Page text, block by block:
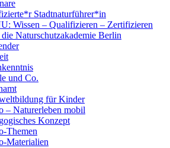
Stadtnaturführer*in
Wissen – Qualifizieren – Zertifizieren
Naturschutzakademie Berlin
und Co.
für Kinder
– Naturerleben mobil
Konzept
Themen
Materialien